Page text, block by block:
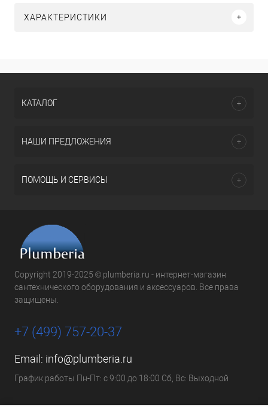
ХАРАКТЕРИСТИКИ
КАТАЛОГ
НАШИ ПРЕДЛОЖЕНИЯ
ПОМОЩЬ И СЕРВИСЫ
Copyright 2019-2025 © plumberia.ru - интернет-магазин
сантехнического оборудования и аксессуаров. Все права
защищены.
+7 (499) 757-20-37
Email: info@plumberia.ru
График работы Пн-Пт: с 9:00 до 18:00 Сб, Вс: Выходной